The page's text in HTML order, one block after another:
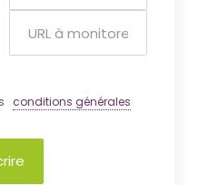
conditions générales